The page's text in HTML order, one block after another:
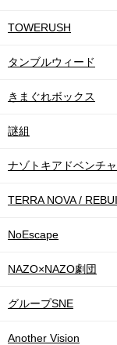
TOWERUSH
タンブルウィード
きまぐれボックス
謎組
ナゾトキアドベンチ
TERRA NOVA /
NoEscape
NAZO×NAZO劇団
グループSNE
Another Vision